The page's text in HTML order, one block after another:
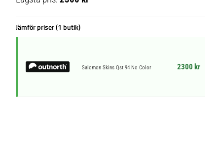
Jämför priser (1 butik)
Salomon Skins Qst 94 No Color 2300 kr